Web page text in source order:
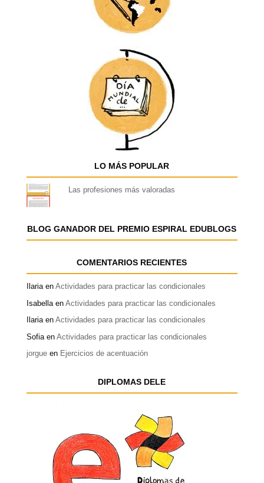
LO MÁS POPULAR
Las profesiones más valoradas
BLOG GANADOR DEL PREMIO ESPIRAL EDUBLOGS
COMENTARIOS RECIENTES
Ilariaen Actividades para practicar las condicionales
Isabellaen Actividades para practicar las condicionales
Ilariaen Actividades para practicar las condicionales
Sofiaen Actividades para practicar las condicionales
jorgueen Ejercicios de acentuación
DIPLOMAS DELE